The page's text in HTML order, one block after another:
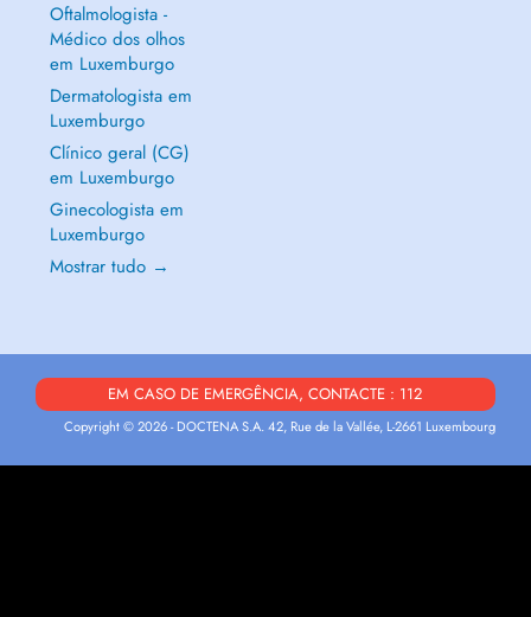
Oftalmologista -
Médico dos olhos
em Luxemburgo
Dermatologista em
Luxemburgo
Clínico geral (CG)
em Luxemburgo
Ginecologista em
Luxemburgo
Mostrar tudo →
EM CASO DE EMERGÊNCIA, CONTACTE : 112
Copyright © 2026 - DOCTENA S.A. 42, Rue de la Vallée, L-2661 Luxembourg